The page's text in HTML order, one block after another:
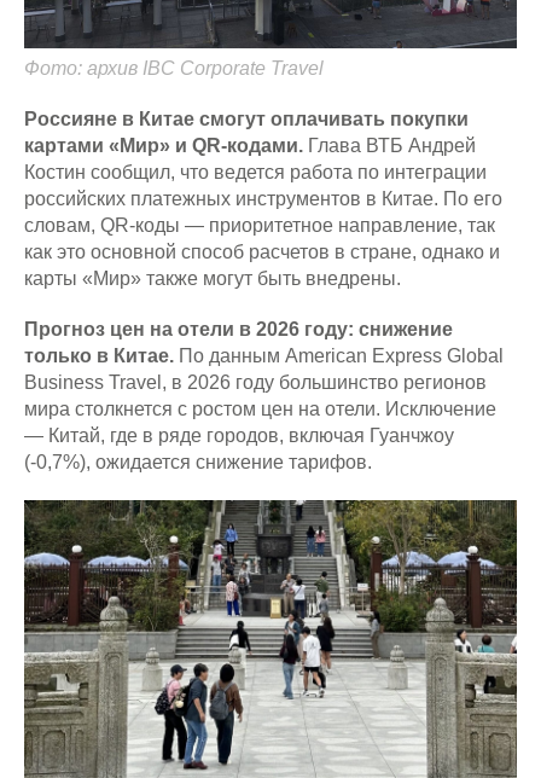
Фото: архив IBC Corporate Travel
Россияне в Китае смогут оплачивать покупки
картами «Мир» и QR-кодами. Глава ВТБ Андрей
Костин сообщил, что ведется работа по интеграции
российских платежных инструментов в Китае. По его
словам, QR-коды — приоритетное направление, так
как это основной способ расчетов в стране, однако и
карты «Мир» также могут быть внедрены.
Прогноз цен на отели в 2026 году: снижение
только в Китае. По данным American Express Global
Business Travel, в 2026 году большинство регионов
мира столкнется с ростом цен на отели. Исключение
— Китай, где в ряде городов, включая Гуанчжоу
(-0,7%), ожидается снижение тарифов.